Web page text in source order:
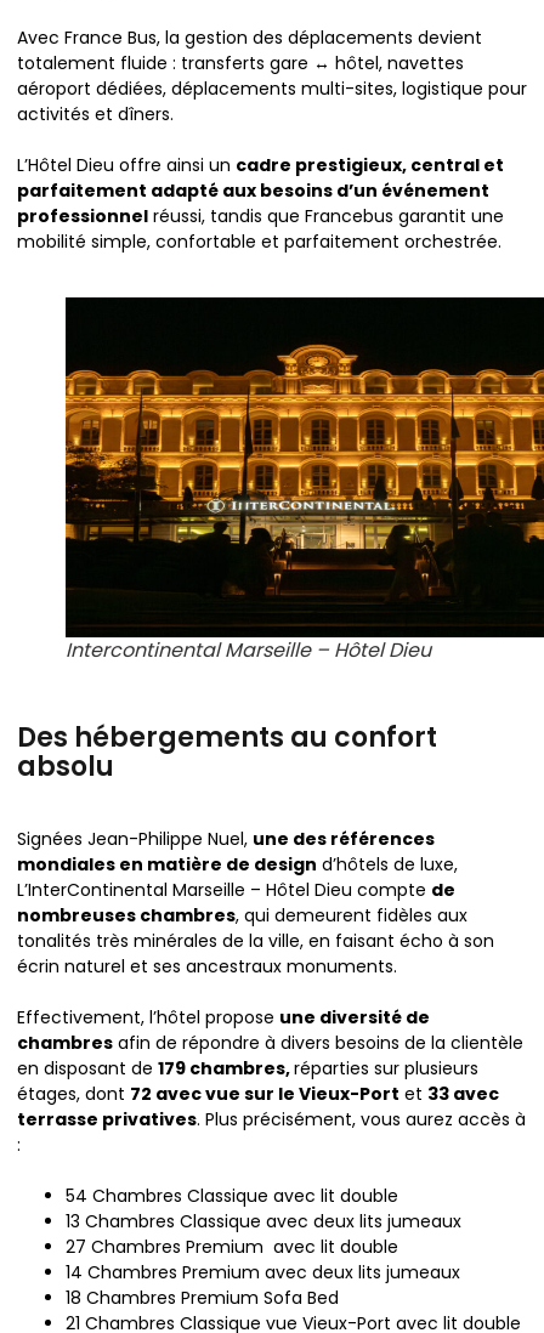
Avec France Bus, la gestion des déplacements devient
totalement fluide : transferts gare ↔ hôtel, navettes
aéroport dédiées, déplacements multi-sites, logistique pour
activités et dîners.
L’Hôtel Dieu offre ainsi un cadre prestigieux, central et
parfaitement adapté aux besoins d’un événement
professionnel réussi, tandis que Francebus garantit une
mobilité simple, confortable et parfaitement orchestrée.
Intercontinental Marseille – Hôtel Dieu
Des hébergements au confort
absolu
Signées Jean-Philippe Nuel, une des références
mondiales en matière de design d’hôtels de luxe,
L’InterContinental Marseille – Hôtel Dieu compte de
nombreuses chambres, qui demeurent fidèles aux
tonalités très minérales de la ville, en faisant écho à son
écrin naturel et ses ancestraux monuments.
Effectivement, l’hôtel propose une diversité de
chambres afin de répondre à divers besoins de la clientèle
en disposant de 179 chambres,réparties sur plusieurs
étages, dont 72 avec vue sur le Vieux-Port et 33 avec
terrasse privatives. Plus précisément, vous aurez accès à
:
54 Chambres Classique avec lit double
13 Chambres Classique avec deux lits jumeaux
27 Chambres Premium avec lit double
14 Chambres Premium avec deux lits jumeaux
18 Chambres Premium Sofa Bed
21 Chambres Classique vue Vieux-Port avec lit double